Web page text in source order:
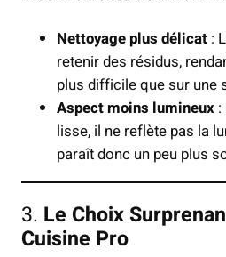
Nettoyage plus délicat :
retenir des résidus,
plus difficile que sur une
Aspect moins lumineux :
lisse, il ne reflète pas la
paraît donc un peu plus
3. Le Choix
Cuisine Pro